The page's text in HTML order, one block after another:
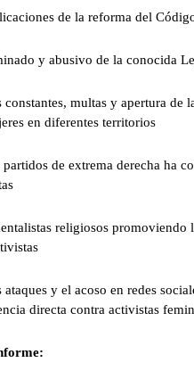
de la reforma del
y abusivo de la conocida
multas y apertura de
en diferentes territorios
de extrema derecha ha
religiosos promoviendo
y el acoso en redes
directa contra activistas